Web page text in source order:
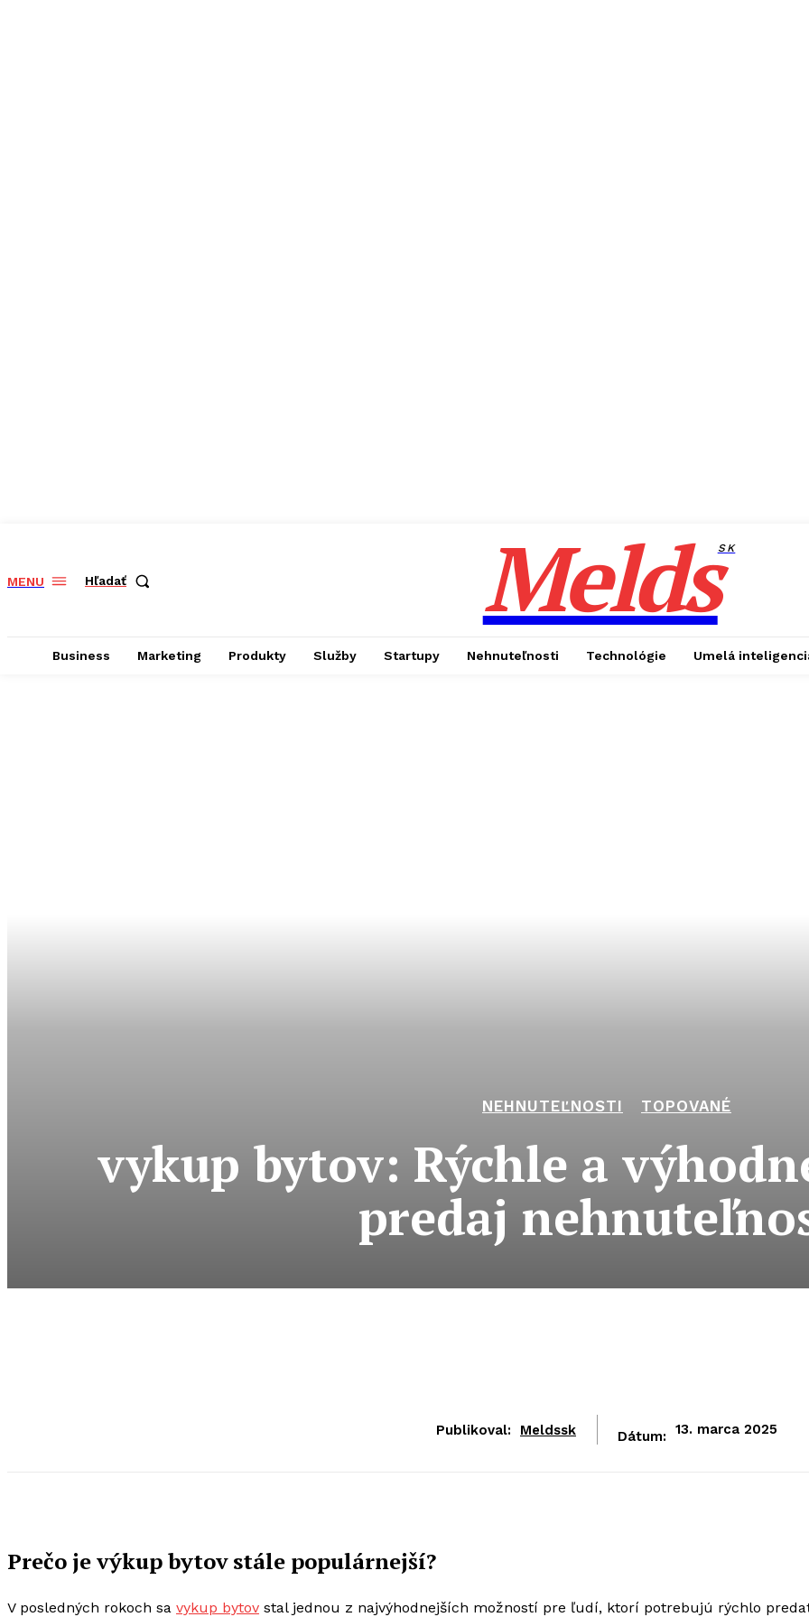
MENU Hľadať MeldsSK
Business Marketing Produkty Služby Startupy Nehnuteľnosti Technológie Umelá
NEHNUTEĽNOSTI TOPOVANÉ
vykup bytov: Rýchle a
predaj
Publikoval: Meldssk Dátum: 13. marca 2025
Prečo je výkup bytov stále populárnejší?
V posledných rokoch sa vykup bytov stal jednou z najvýhodnejších možností pre ľudí, ktorí potrebujú rýchlo